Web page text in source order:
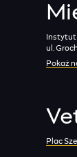
Instytut
ul.
Pokaż
Plac